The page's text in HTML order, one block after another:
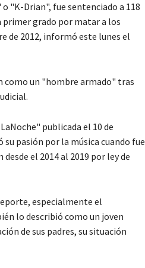
"K-Drian", fue sentenciado a 118
primer grado por matar a los
de 2012, informó este lunes el
como un "hombre armado" tras
publicada el 10 de
pasión por la música cuando fue
el 2014 al 2019 por ley de
especialmente el
lo describió como un joven
de sus padres, su situación